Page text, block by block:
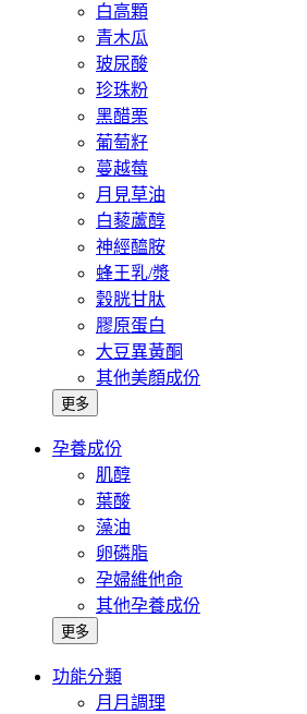
白高顆
青木瓜
玻尿酸
珍珠粉
黑醋栗
葡萄籽
蔓越莓
月見草油
白藜蘆醇
神經醯胺
蜂王乳/漿
穀胱甘肽
膠原蛋白
大豆異黃酮
其他美顏成份
更多
孕養成份
肌醇
葉酸
藻油
卵磷脂
孕婦維他命
其他孕養成份
更多
功能分類
月月調理